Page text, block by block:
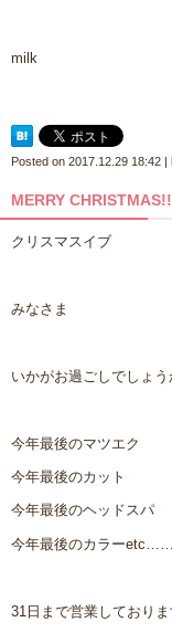
milk
Posted on 2017.12.29 18:42
MERRY
クリスマスイブ
みなさま
いかがお過ごしでしょう
今年最後のマツエク
今年最後のカット
今年最後のヘッドスパ
今年最後のカラーetc…….
31日まで営業しており